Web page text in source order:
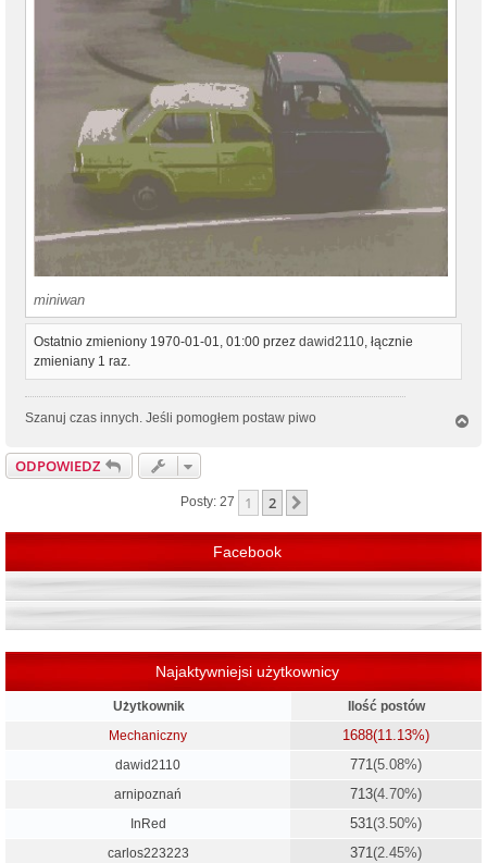
miniwan
Ostatnio zmieniony 1970-01-01, 01:00 przez dawid2110, łącznie
zmieniany 1 raz.
Szanuj czas innych. Jeśli pomogłem postaw piwo
ODPOWIEDZ
Posty: 27 1 2
Facebook
Najaktywniejsi użytkownicy
Użytkownik
Ilość postów
Mechaniczny
1688(11.13%)
dawid2110 771(5.08%)
arnipoznań 713(4.70%)
InRed 531(3.50%)
carlos223223 371(2.45%)